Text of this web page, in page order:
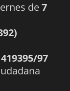
de7
97